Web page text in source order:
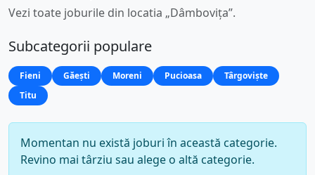
Vezi toate joburile din locatia „Dâmbovița”.
Subcategorii populare
Fieni Găești Moreni Pucioasa
Târgoviște
Titu
Momentan nu există joburi în această categorie.
Revino mai târziu sau alege o altă categorie.